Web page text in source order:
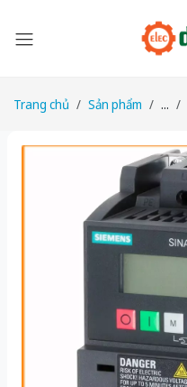
Trang chủ Sản phẩm ...